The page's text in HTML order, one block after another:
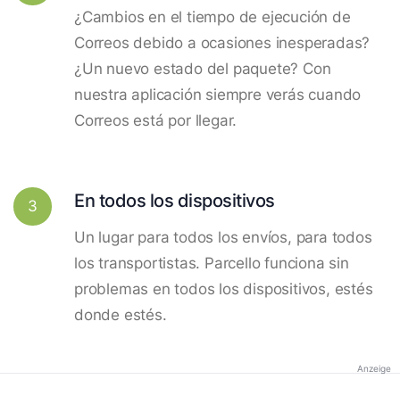
¿Cambios en el tiempo de ejecución de
Correos debido a ocasiones inesperadas?
¿Un nuevo estado del paquete? Con
nuestra aplicación siempre verás cuando
Correos está por llegar.
3 En todos los dispositivos
Un lugar para todos los envíos, para todos
los transportistas. Parcello funciona sin
problemas en todos los dispositivos, estés
donde estés.
Anzeige